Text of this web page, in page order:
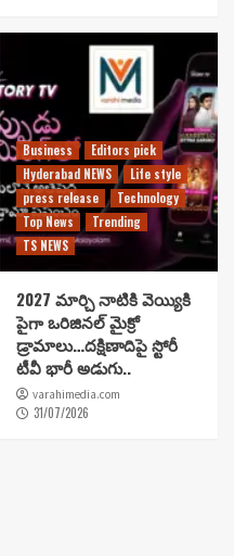
Business
Editors pick
Hyderabad NEWS
Life style
press release
Technology
Top News
Trending
TS NEWS
2027 మార్చి నాటికి వెయ్యికి
పైగా ఒరిజినల్ మైక్రో
డ్రామాలు…దక్షిణాదిపై స్టోరీ
టీవీ భారీ అడుగు..
varahimedia.com
31/07/2026